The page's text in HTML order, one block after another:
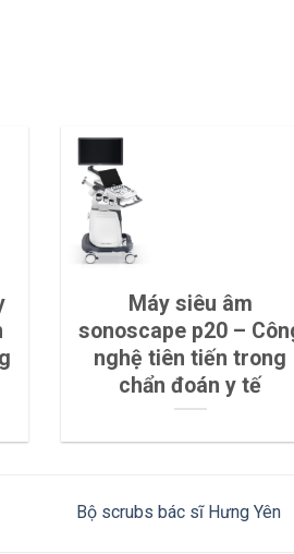
Máy siêu âm
sonoscape p20 –
nghệ tiên tiến trong
chẩn đoán y tế
Bộ scrubs bác sĩ Hưng Yên